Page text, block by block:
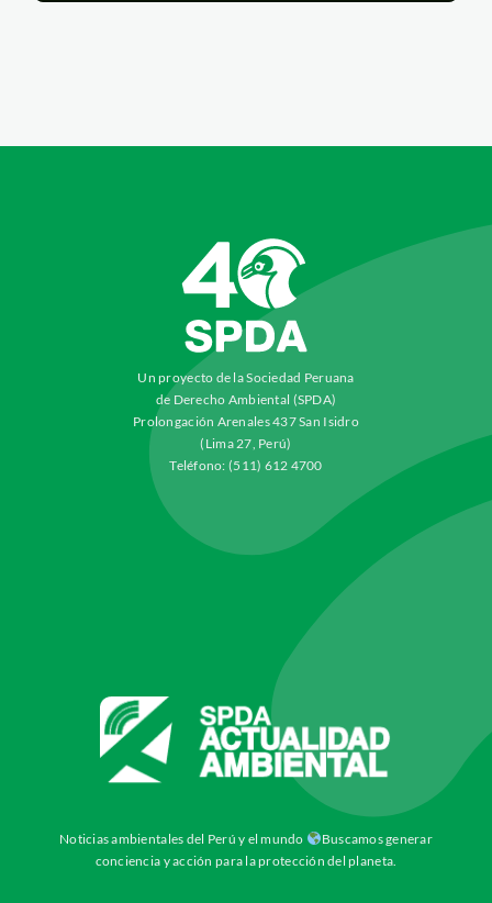
Un proyecto de la Sociedad Peruana
de Derecho Ambiental (SPDA)
Prolongación Arenales 437 San Isidro
(Lima 27, Perú)
Teléfono: (511) 612 4700
Noticias ambientales del Perú y el mundo
Buscamos generar
conciencia y acción para la protección del planeta.